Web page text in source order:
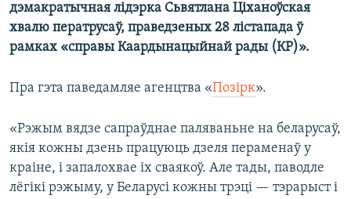
дэмакратычная лідэрка Сьвятлана Ціханоўская
хвалю ператрусаў, праведзеных 28 лістапада ў
рамках «справы Каардынацыйнай рады (КР)».
Пра гэта паведамляе агенцтва «Позірк».
«Рэжым вядзе сапраўднае паляваньне на беларусаў,
якія кожны дзень працуюць дзеля пераменаў у
краіне, і запалохвае іх сваякоў. Але тады, паводле
лёгікі рэжыму, у Беларусі кожны трэці — тэрарыст і